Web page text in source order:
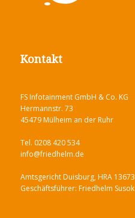
Kontakt
FS Infotainment GmbH & Co. KG
Hermannstr. 73
45479 Mülheim an der Ruhr
Tel. 0208 420 534
info@friedhelm.de
Amtsgericht Duisburg, HRA 13673
Geschäftsführer: Friedhelm Susok